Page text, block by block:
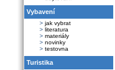
Vybavení
> jak vybrat
> literatura
> materiály
> novinky
> testovna
Turistika